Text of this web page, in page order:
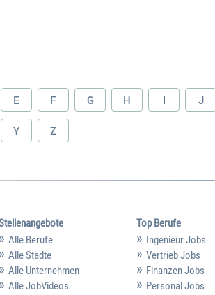
E F G H I J
Y Z
Alle Berufe
Alle Städte
Alle Unternehmen
Alle JobVideos
Top Berufe
Ingenieur Jobs
Vertrieb Jobs
Finanzen Jobs
Personal Jobs